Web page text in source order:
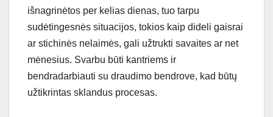
išnagrinėtos per kelias dienas, tuo tarpu
sudėtingesnės situacijos, tokios kaip dideli gaisrai
ar stichinės nelaimės, gali užtrukti savaites ar net
mėnesius. Svarbu būti kantriems ir
bendradarbiauti su draudimo bendrove, kad būtų
užtikrintas sklandus procesas.